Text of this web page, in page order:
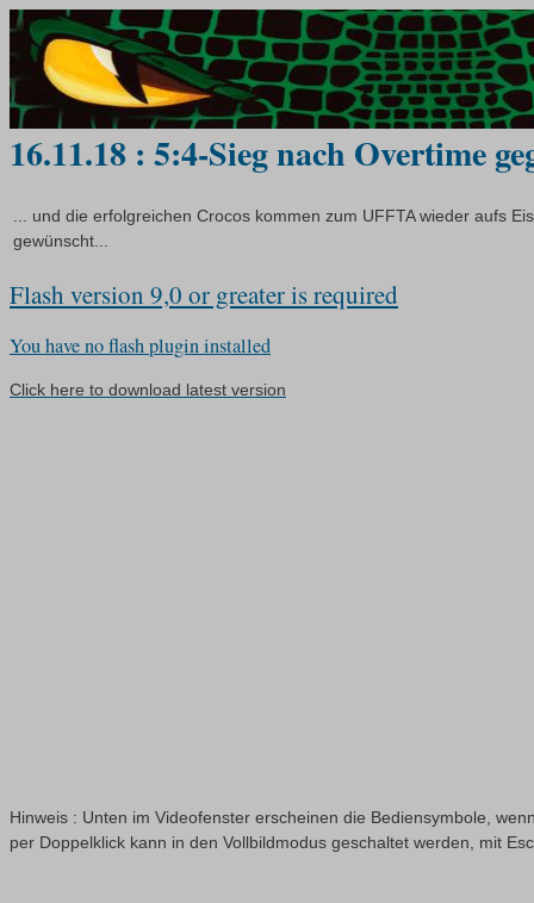
16.11.18 : 5:4-Sieg nach Overtime
... und die erfolgreichen Crocos kommen zum UFFTA wieder aufs
gewünscht...
Flash version 9,0 or greater is required
You have no flash plugin installed
Click here to download latest version
Hinweis : Unten im Videofenster erscheinen die Bediensymbole,
per Doppelklick kann in den Vollbildmodus geschaltet werden, mit